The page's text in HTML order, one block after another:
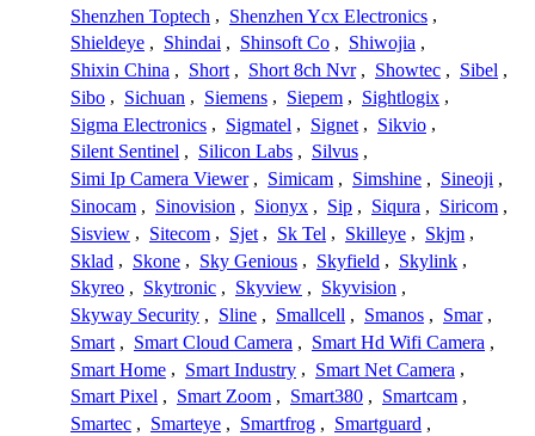
Shenzhen Toptech , Shenzhen Ycx Electronics ,
Shieldeye , Shindai , Shinsoft Co , Shiwojia ,
Shixin China , Short , Short 8ch Nvr , Showtec , Sibel ,
Sibo , Sichuan , Siemens , Siepem , Sightlogix ,
Sigma Electronics , Sigmatel , Signet , Sikvio ,
Silent Sentinel , Silicon Labs , Silvus ,
Simi Ip Camera Viewer , Simicam , Simshine , Sineoji ,
Sinocam , Sinovision , Sionyx , Sip , Siqura , Siricom ,
Sisview , Sitecom , Sjet , Sk Tel , Skilleye , Skjm ,
Sklad , Skone , Sky Genious , Skyfield , Skylink ,
Skyreo , Skytronic , Skyview , Skyvision ,
Skyway Security , Sline , Smallcell , Smanos , Smar ,
Smart , Smart Cloud Camera , Smart Hd Wifi Camera ,
Smart Home , Smart Industry , Smart Net Camera ,
Smart Pixel , Smart Zoom , Smart380 , Smartcam ,
Smartec , Smarteye , Smartfrog , Smartguard ,